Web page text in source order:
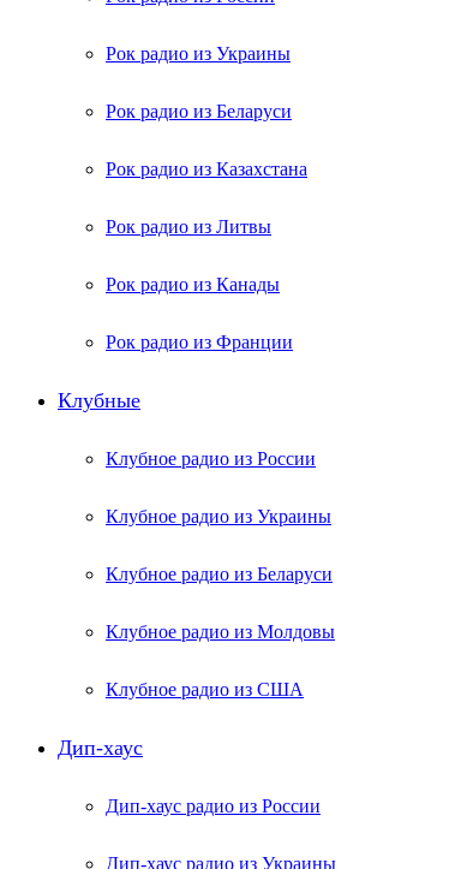
Рок радио из Украины
Рок радио из Беларуси
Рок радио из Казахстана
Рок радио из Литвы
Рок радио из Канады
Рок радио из Франции
Клубные
Клубное радио из России
Клубное радио из Украины
Клубное радио из Беларуси
Клубное радио из Молдовы
Клубное радио из США
Дип-хаус
Дип-хаус радио из России
Дип-хаус радио из Украины